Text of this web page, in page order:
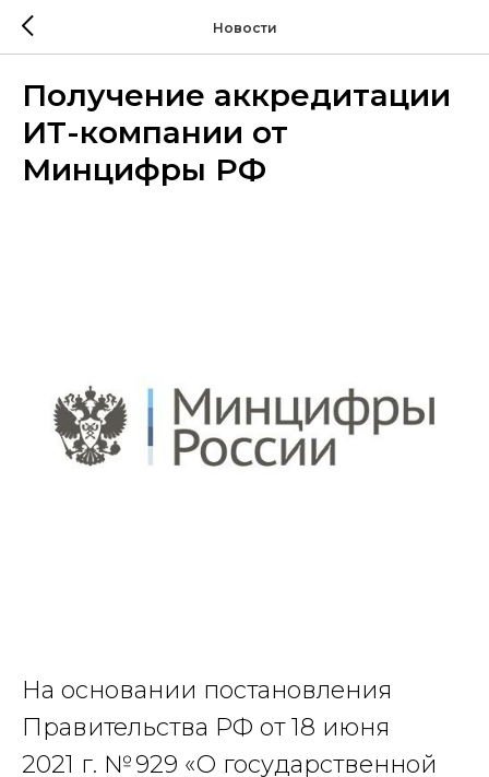
Новости
Получение аккредитации
ИТ-компании от
Минцифры РФ
На основании постановления
Правительства РФ от 18 июня
2021 г. № 929 «О государственной